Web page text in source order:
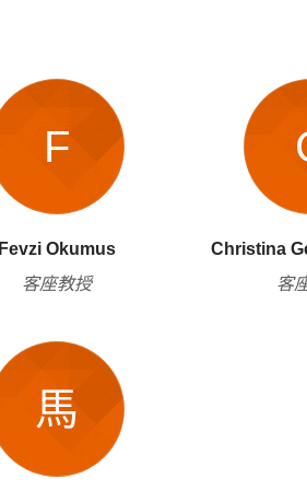
F
Fevzi Okumus
客座教授
Christina
客
馬